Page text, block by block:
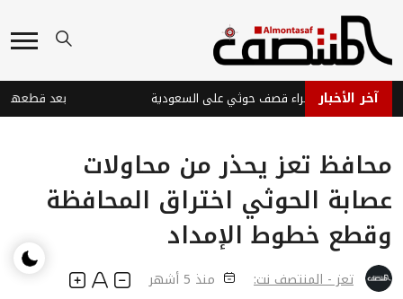
آخر الأخبار
في نجران جراء قصف حوثي على السعودية
محافظ تعز يحذر من محاولات
عصابة الحوثي اختراق المحافظة
وقطع خطوط الإمداد
تعز - المنتصف نت: منذ 5 أشهر